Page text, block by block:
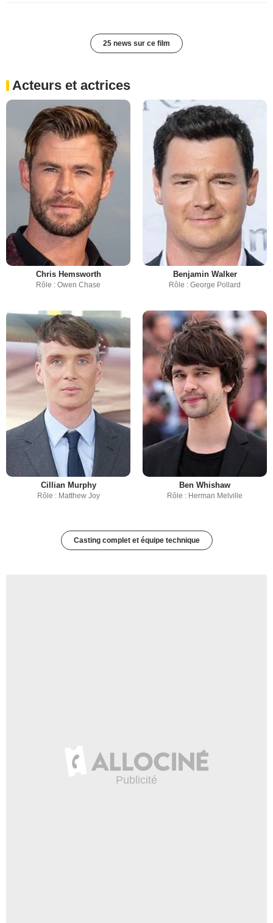
25 news sur ce film
Acteurs et actrices
Chris Hemsworth
Rôle : Owen Chase
Benjamin Walker
Rôle : George Pollard
Cillian Murphy
Rôle : Matthew Joy
Ben Whishaw
Rôle : Herman Melville
Casting complet et équipe technique